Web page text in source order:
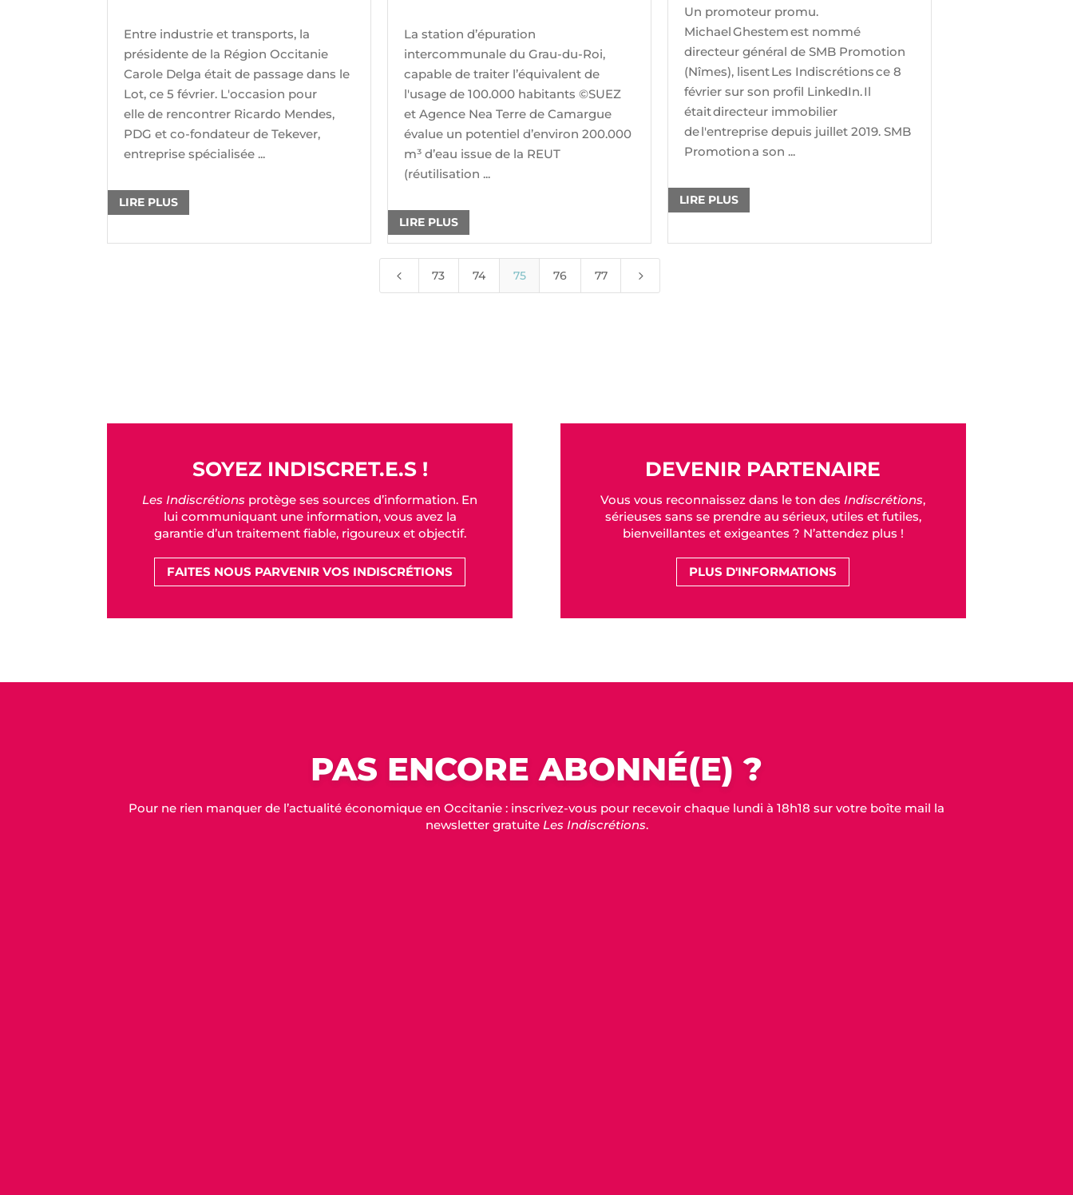
Entre industrie et transports, la
présidente de la Région Occitanie
Carole Delga était de passage dans le
Lot, ce 5 février. L'occasion pour
elle de rencontrer Ricardo Mendes,
PDG et co-fondateur de Tekever,
entreprise spécialisée ...
LIRE PLUS
La station d’épuration
intercommunale du Grau-du-Roi,
capable de traiter l’équivalent de
l'usage de 100.000 habitants ©SUEZ
et Agence Nea Terre de Camargue
évalue un potentiel d’environ 200.000
m³ d’eau issue de la REUT
(réutilisation ...
LIRE PLUS
Un promoteur promu.
Michael Ghestem est nommé
directeur général de SMB Promotion
(Nîmes), lisent Les Indiscrétions ce 8
février sur son profil LinkedIn. Il
était directeur immobilier
de l'entreprise depuis juillet 2019. SMB
Promotion a son ...
LIRE PLUS
4 73 74 75 76 77 5
SOYEZ INDISCRET.E.S !
Les Indiscrétions protège ses sources d’information. En
lui communiquant une information, vous avez la
garantie d’un traitement fiable, rigoureux et objectif.
FAITES NOUS PARVENIR VOS INDISCRÉTIONS
DEVENIR PARTENAIRE
Vous vous reconnaissez dans le ton des Indiscrétions,
sérieuses sans se prendre au sérieux, utiles et futiles,
bienveillantes et exigeantes ? N’attendez plus !
PLUS D'INFORMATIONS
PAS ENCORE ABONNÉ(E) ?
Pour ne rien manquer de l’actualité économique en Occitanie : inscrivez-vous pour recevoir chaque lundi à 18h18 sur votre boîte mail la
newsletter gratuite Les Indiscrétions.